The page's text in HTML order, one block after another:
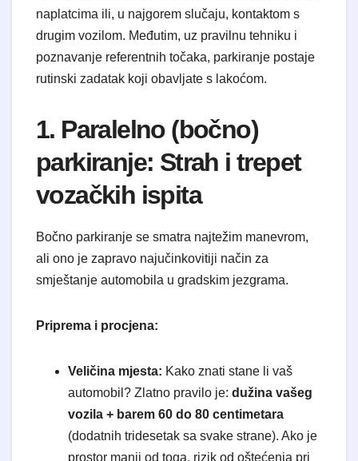
naplatcima ili, u najgorem slučaju, kontaktom s
drugim vozilom. Međutim, uz pravilnu tehniku i
poznavanje referentnih točaka, parkiranje postaje
rutinski zadatak koji obavljate s lakoćom.
1. Paralelno (bočno)
parkiranje: Strah i trepet
vozačkih ispita
Bočno parkiranje se smatra najtežim manevrom,
ali ono je zapravo najučinkovitiji način za
smještanje automobila u gradskim jezgrama.
Priprema i procjena:
Veličina mjesta: Kako znati stane li vaš
automobil? Zlatno pravilo je: dužina vašeg
vozila + barem 60 do 80 centimetara
(dodatnih tridesetak sa svake strane). Ako je
prostor manji od toga, rizik od oštećenja pri